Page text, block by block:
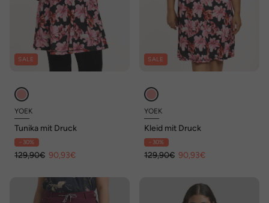
SALE
YOEK
Tunika mit Druck
- 30%
129,90€ 90,93€
SALE
YOEK
Kleid mit Druck
- 30%
129,90€ 90,93€